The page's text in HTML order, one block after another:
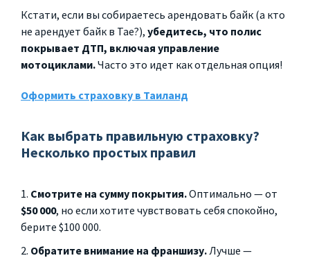
Кстати, если вы собираетесь арендовать байк (а кто
не арендует байк в Тае?), убедитесь, что полис
покрывает ДТП, включая управление
мотоциклами.Часто это идет как отдельная опция!
Оформить страховку в Таиланд
Как выбрать правильную страховку?
Несколько простых правил
Смотрите на сумму покрытия.Оптимально — от
$50 000, но если хотите чувствовать себя спокойно,
берите $100 000.
Обратите внимание на франшизу.Лучше —